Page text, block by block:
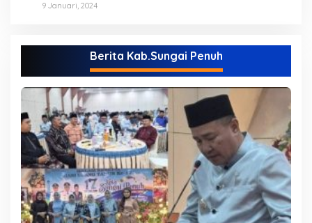
9 Januari, 2024
Berita Kab.Sungai Penuh